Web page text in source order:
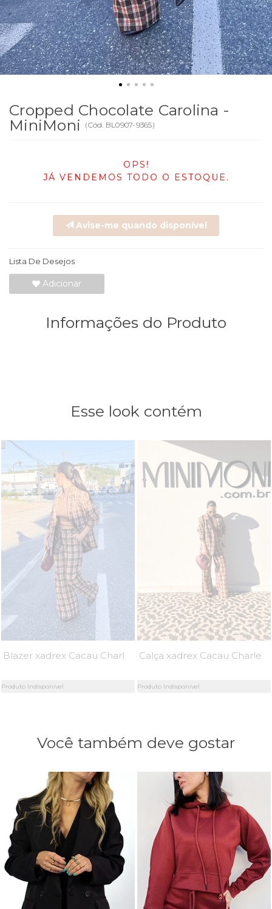
Cropped Chocolate Carolina -
MiniMoni
(Cód. BL0907-9365)
OPS!
JÁ VENDEMOS TODO O ESTOQUE.
Avise-me quando disponível
Lista De Desejos
Adicionar
Informações do Produto
Esse look contém
Produto Indisponível Produto Indisponível
Você também deve gostar